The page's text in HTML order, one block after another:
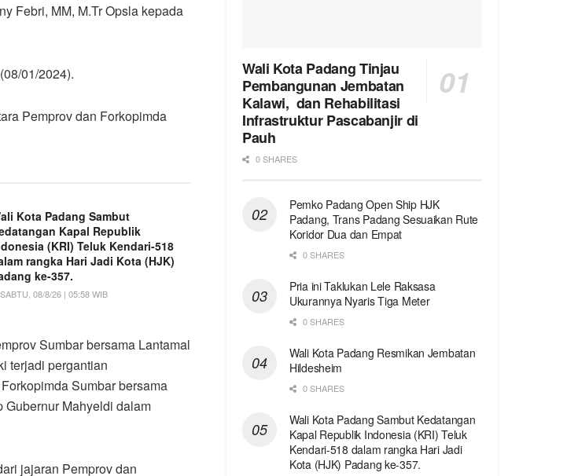
Febri, MM, M.Tr Opsla kepada
01/2024).
Pemprov dan Forkopimda
Kota Padang Sambut
Kapal Republik
(KRI) Teluk Kendari-518
rangka Hari Jadi Kota (HJK)
ke-357.
08/8/26 | 05:58 WIB
Sumbar bersama Lantamal
terjadi pergantian
Sumbar bersama
Gubernur Mahyeldi dalam
jajaran Pemprov dan
Wali Kota Padang Tinjau
Pembangunan Jembatan
Kalawi, dan Rehabilitasi
Infrastruktur Pascabanjir di
Pauh
0 SHARES
Pemko Padang Open Ship HJK
Padang, Trans Padang Sesuaikan Rute
Koridor Dua dan Empat
0 SHARES
Pria ini Taklukan Lele Raksasa
Ukurannya Nyaris Tiga Meter
0 SHARES
Wali Kota Padang Resmikan Jembatan
Hildesheim
0 SHARES
Wali Kota Padang Sambut Kedatangan
Kapal Republik Indonesia (KRI) Teluk
Kendari-518 dalam rangka Hari Jadi
Kota (HJK) Padang ke-357.